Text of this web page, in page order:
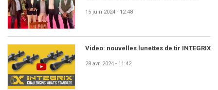
15 juin 2024 - 12:48
Video: nouvelles lunettes de tir INTEGRIX
28 avr. 2024 - 11:42